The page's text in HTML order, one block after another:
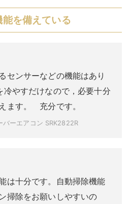
を備えている
センサーなどの機能はあり
冷やすだけなので，必要十分
ます。 充分です。
ーエアコン SRK2822R
は十分です。自動掃除機能
掃除をお願いしやすいの